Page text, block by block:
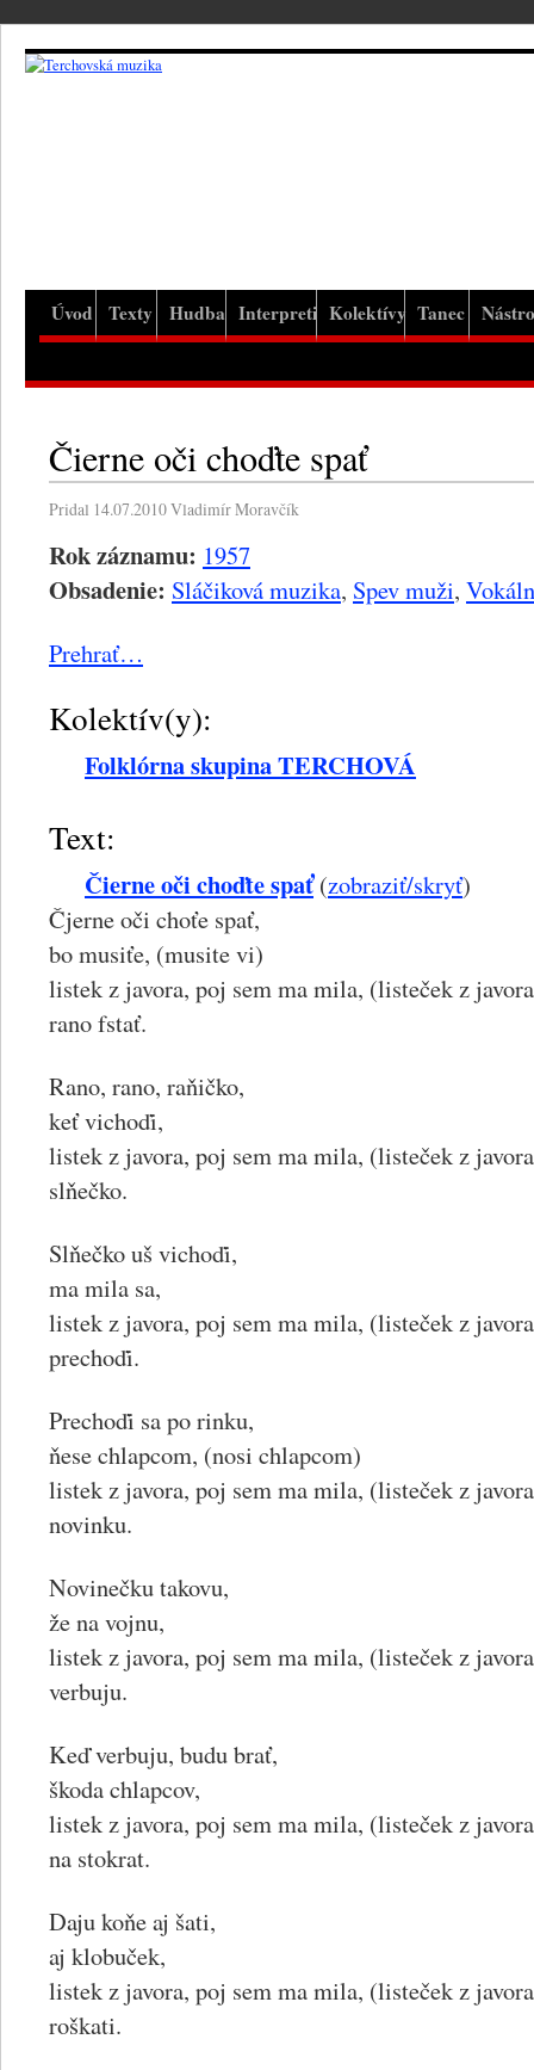
Úvod Texty Hudba Interpreti Kolektívy Tanec
Čierne oči choďte spať
Pridal 14.07.2010Vladimír Moravčík
Rok záznamu: 1957
Obsadenie: Sláčiková muzika, Spev muži,
Prehrať…
Kolektív(y):
Folklórna skupina TERCHOVÁ
Text:
Čierne oči choďte spať(zobraziť/skryť)
Čjerne oči choťe spať,
bo musiťe, (musite vi)
listek z javora, poj sem ma mila, (listeček z
rano fstať.
Rano, rano, raňičko,
keť vichoďi,
listek z javora, poj sem ma mila, (listeček z
slňečko.
Slňečko uš vichoďi,
ma mila sa,
listek z javora, poj sem ma mila, (listeček z
prechoďi.
Prechoďi sa po rinku,
ňese chlapcom, (nosi chlapcom)
listek z javora, poj sem ma mila, (listeček z
novinku.
Novinečku takovu,
že na vojnu,
listek z javora, poj sem ma mila, (listeček z
verbuju.
Keď verbuju, budu brať,
škoda chlapcov,
listek z javora, poj sem ma mila, (listeček z
na stokrat.
Daju koňe aj šati,
aj klobuček,
listek z javora, poj sem ma mila, (listeček z
roškati.